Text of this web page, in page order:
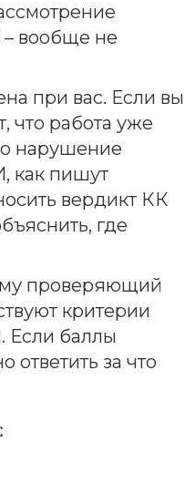
– вообще не
при вас. Если вы
что работа уже
нарушение
как пишут
вердикт КК
где
проверяющий
критерии
Если баллы
за что